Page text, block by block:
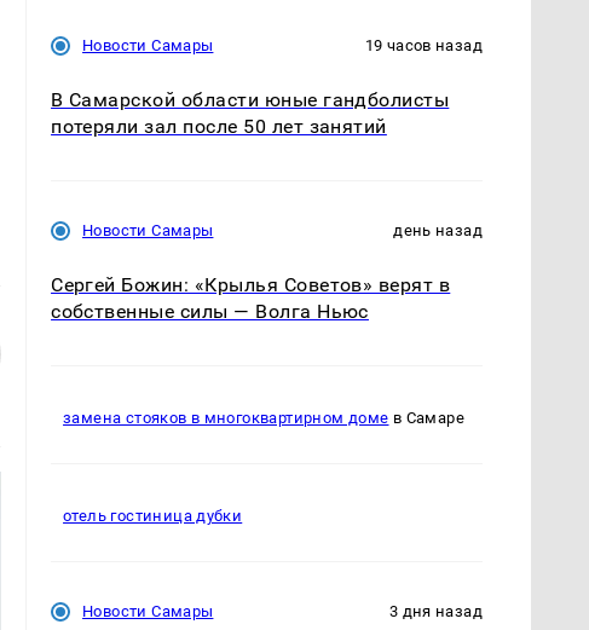
Новости Самары 19 часов назад
В Самарской области юные гандболисты
потеряли зал после 50 лет занятий
Новости Самары день назад
Сергей Божин: «Крылья Советов» верят в
собственные силы — Волга Ньюс
замена стояков в многоквартирном доме в Самаре
отель гостиница дубки
Новости Самары 3 дня назад